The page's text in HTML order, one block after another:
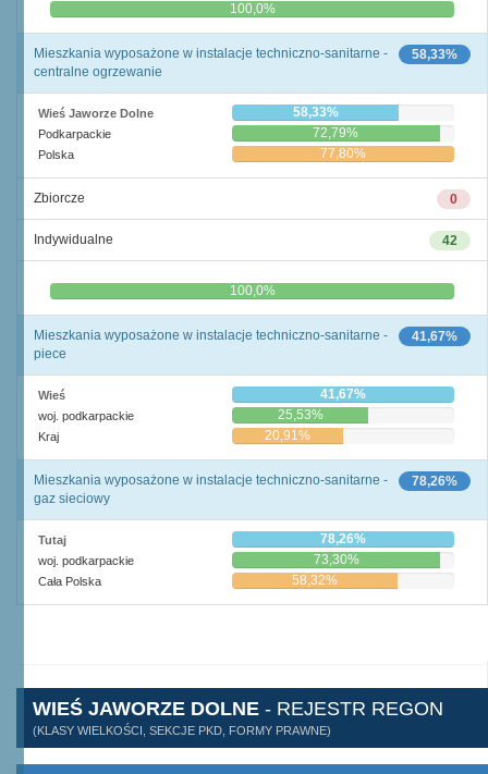
0,0% 100,0%
58,33%
Mieszkania wyposażone w instalacje techniczno-sanitarne -
centralne ogrzewanie
Wieś Jaworze Dolne 58,33%
Podkarpackie 72,79%
Polska 77,80%
0
Zbiorcze
42
Indywidualne
0,0% 100,0%
41,67%
Mieszkania wyposażone w instalacje techniczno-sanitarne -
piece
Wieś 41,67%
woj. podkarpackie 25,53%
Kraj 20,91%
78,26%
Mieszkania wyposażone w instalacje techniczno-sanitarne -
gaz sieciowy
Tutaj 78,26%
woj. podkarpackie 73,30%
Cała Polska 58,32%
WIEŚ JAWORZE DOLNE - REJESTR REGON
(KLASY WIELKOŚCI, SEKCJE PKD, FORMY PRAWNE)